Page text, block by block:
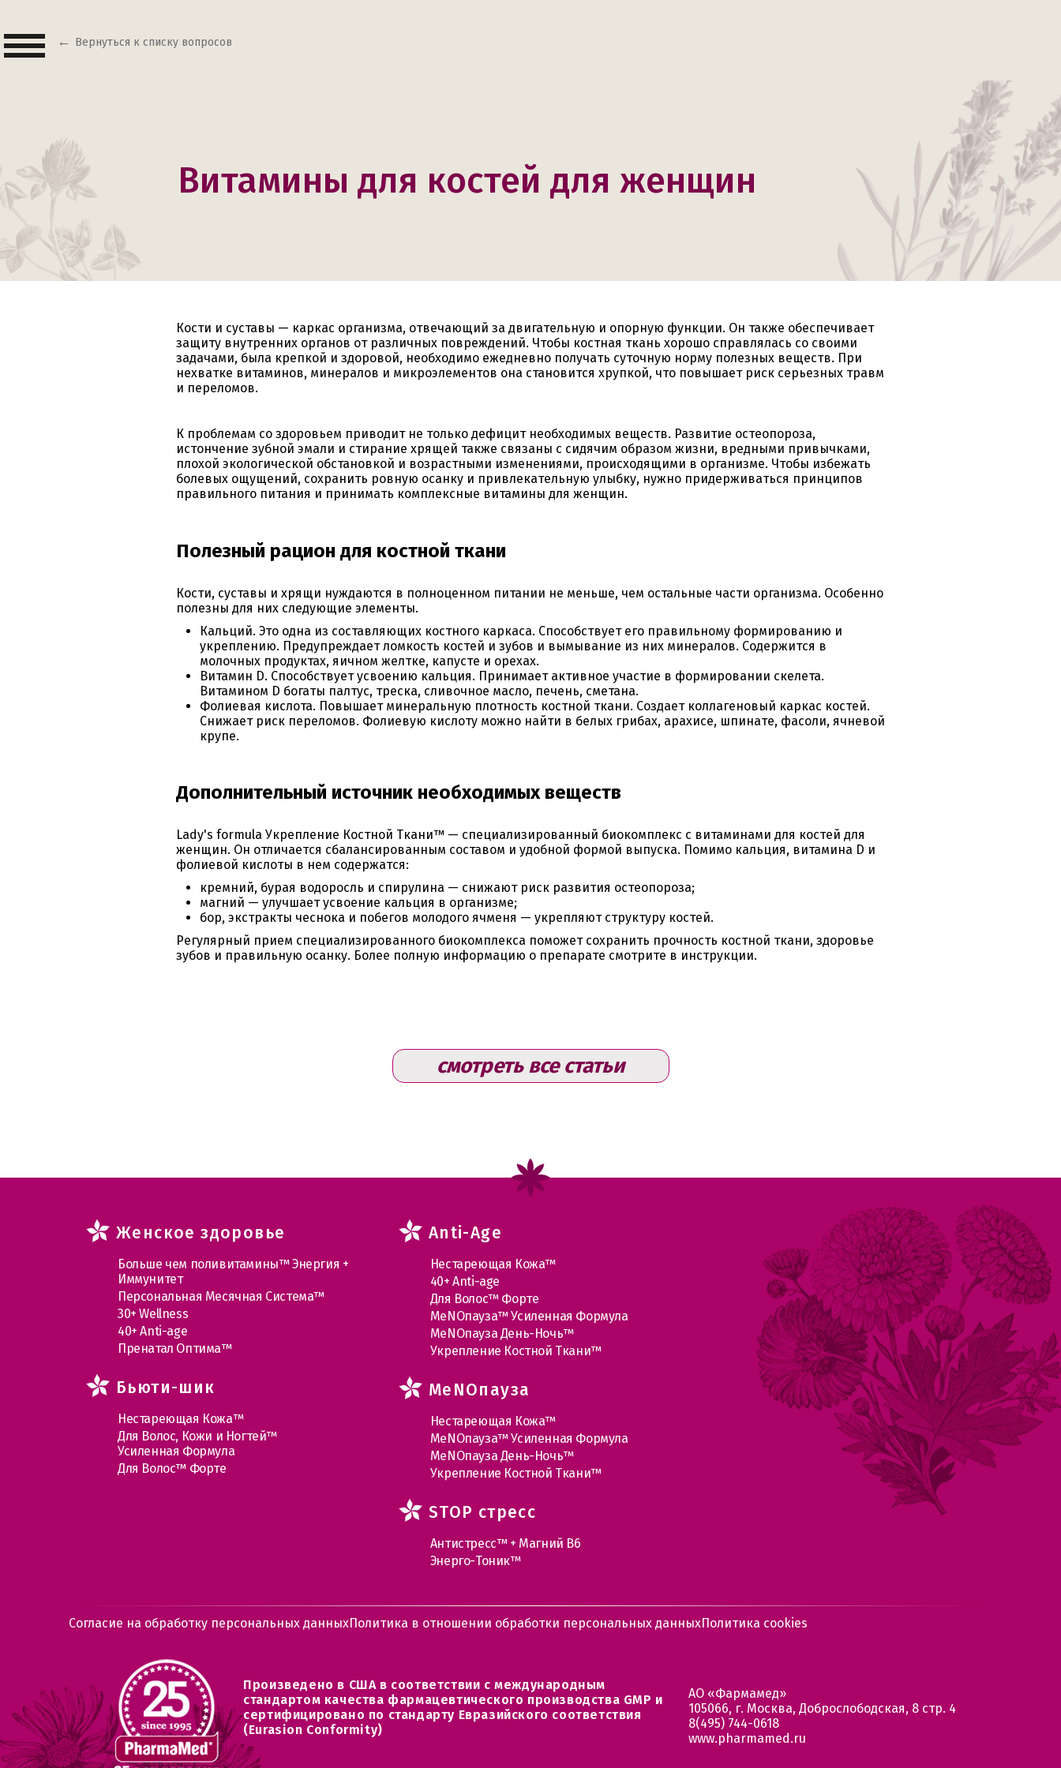
Вернуться к списку вопросов
Витамины для костей для женщин
Кости и суставы — каркас организма, отвечающий за двигательную и опорную функции. Он также обеспечивает
защиту внутренних органов от различных повреждений. Чтобы костная ткань хорошо справлялась со своими
задачами, была крепкой и здоровой, необходимо ежедневно получать суточную норму полезных веществ. При
нехватке витаминов, минералов и микроэлементов она становится хрупкой, что повышает риск серьезных травм
и переломов.
К проблемам со здоровьем приводит не только дефицит необходимых веществ. Развитие остеопороза,
истончение зубной эмали и стирание хрящей также связаны с сидячим образом жизни, вредными привычками,
плохой экологической обстановкой и возрастными изменениями, происходящими в организме. Чтобы избежать
болевых ощущений, сохранить ровную осанку и привлекательную улыбку, нужно придерживаться принципов
правильного питания и принимать комплексные витамины для женщин.
Полезный рацион для костной ткани
Кости, суставы и хрящи нуждаются в полноценном питании не меньше, чем остальные части организма. Особенно
полезны для них следующие элементы.
Кальций. Это одна из составляющих костного каркаса. Способствует его правильному формированию и
укреплению. Предупреждает ломкость костей и зубов и вымывание из них минералов. Содержится в
молочных продуктах, яичном желтке, капусте и орехах.
Витамин D. Способствует усвоению кальция. Принимает активное участие в формировании скелета.
Витамином D богаты палтус, треска, сливочное масло, печень, сметана.
Фолиевая кислота. Повышает минеральную плотность костной ткани. Создает коллагеновый каркас костей.
Снижает риск переломов. Фолиевую кислоту можно найти в белых грибах, арахисе, шпинате, фасоли, ячневой
крупе.
Дополнительный источник необходимых веществ
Lady's formula Укрепление Костной Ткани™— специализированный биокомплекс с витаминами для костей для
женщин. Он отличается сбалансированным составом и удобной формой выпуска. Помимо кальция, витамина D и
фолиевой кислоты в нем содержатся:
кремний, бурая водоросль и спирулина — снижают риск развития остеопороза;
магний — улучшает усвоение кальция в организме;
бор, экстракты чеснока и побегов молодого ячменя — укрепляют структуру костей.
Регулярный прием специализированного биокомплекса поможет сохранить прочность костной ткани, здоровье
зубов и правильную осанку. Более полную информацию о препарате смотрите в инструкции.
смотреть все статьи
Женское здоровье
Больше чем поливитамины™ Энергия +
Иммунитет
Персональная Месячная Система™
30+ Wellness
40+ Anti-age
Пренатал Оптима™
Бьюти-шик
Нестареющая Кожа™
Для Волос, Кожи и Ногтей™
Усиленная Формула
Для Волос™ Форте
Anti-Age
Нестареющая Кожа™
40+ Anti-age
Для Волос™ Форте
МеNOпауза™ Усиленная Формула
МеNOпауза День-Ночь™
Укрепление Костной Ткани™
MеNOпауза
Нестареющая Кожа™
МеNOпауза™ Усиленная Формула
МеNOпауза День-Ночь™
Укрепление Костной Ткани™
STOP стресс
Антистресс™ + Магний В6
Энерго-Тоник™
Согласие на обработку персональных данныхПолитика в отношении обработки персональных данныхПолитика cookies
Произведено в США в соответствии с международным
стандартом качества фармацевтического производства GMP и
сертифицировано по стандарту Евразийского соответствия
(Eurasion Conformity)
АО «Фармамед»
105066, г. Москва, Доброслободская, 8 стр. 4
8(495) 744-0618
www.pharmamed.ru